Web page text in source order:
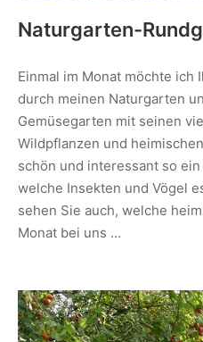
Naturgarten-
Einmal im Monat möchte ich
durch meinen Naturgarten
Gemüsegarten mit seinen
Wildpflanzen und
schön und interessant so
welche Insekten und Vögel
sehen Sie auch, welche
Monat bei uns …